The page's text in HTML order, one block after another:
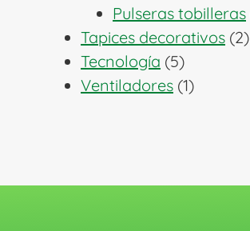
Pulseras tobilleras
Tapices decorativos 22
Tecnología 55
productos
Ventiladores 11